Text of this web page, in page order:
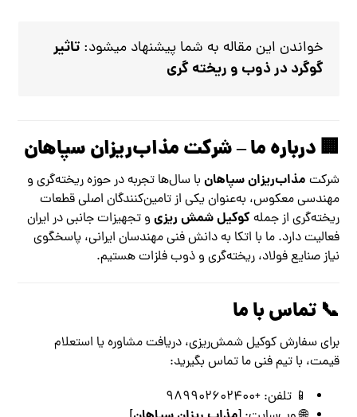
خواندن این مقاله به شما پیشنهاد میشود:تاثیر
گوگرد در ذوب و ریخته گری
🏢 درباره ما – شرکت مذاب‌ریزان سپاهان
شرکت مذاب‌ریزان سپاهان با سال‌ها تجربه در حوزه ریخته‌گری و
مهندسی معکوس، به‌عنوان یکی از تامین‌کنندگان اصلی قطعات
ریخته‌گری از جملهکوکیل شمش ریزی و تجهیزات جانبی در ایران
فعالیت دارد. ما با اتکا به دانش فنی مهندسان ایرانی، پاسخگوی
نیاز صنایع فولاد، ریخته‌گری و ذوب فلزات هستیم.
📞 تماس با ما
برای سفارش کوکیل شمش‌ریزی، دریافت مشاوره یا استعلام
قیمت، با تیم فنی ما تماس بگیرید:
📱 تلفن: +989902602400